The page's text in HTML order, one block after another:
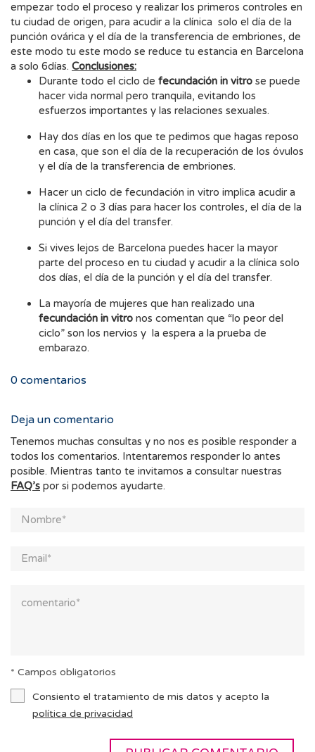
empezar todo el proceso y realizar los primeros controles en
tu ciudad de origen, para acudir a la clínica solo el día de la
punción ovárica y el día de la transferencia de embriones, de
este modo tu este modo se reduce tu estancia en Barcelona
a solo 6días. Conclusiones:
Durante todo el ciclo de fecundación in vitro se puede
hacer vida normal pero tranquila, evitando los
esfuerzos importantes y las relaciones sexuales.
Hay dos días en los que te pedimos que hagas reposo
en casa, que son el día de la recuperación de los óvulos
y el día de la transferencia de embriones.
Hacer un ciclo de fecundación in vitro implica acudir a
la clínica 2 o 3 días para hacer los controles, el día de la
punción y el día del transfer.
Si vives lejos de Barcelona puedes hacer la mayor
parte del proceso en tu ciudad y acudir a la clínica solo
dos días, el día de la punción y el día del transfer.
La mayoría de mujeres que han realizado una
fecundación in vitro nos comentan que “lo peor del
ciclo” son los nervios y la espera a la prueba de
embarazo.
0 comentarios
Deja un comentario
Tenemos muchas consultas y no nos es posible responder a
todos los comentarios. Intentaremos responder lo antes
posible. Mientras tanto te invitamos a consultar nuestras
FAQ’s por si podemos ayudarte.
* Campos obligatorios
Consiento el tratamiento de mis datos y acepto la
política de privacidad